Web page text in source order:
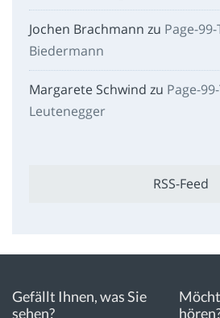
Jochen Brachmann zu Page-
Biedermann
Margarete Schwind zu Page-
Leutenegger
RSS-Feed
Gefällt Ihnen, was Sie
sehen?